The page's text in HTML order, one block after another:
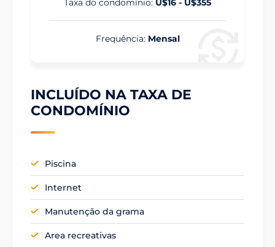
Taxa do condomínio: U$16 - U$355
Frequência: Mensal
INCLUÍDO NA TAXA DE
CONDOMÍNIO
Piscina
Internet
Manutenção da grama
Area recreativas